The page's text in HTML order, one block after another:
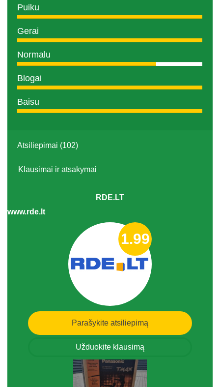
Puiku
Gerai
Normalu
Blogai
Baisu
Atsiliepimai (102)
Klausimai ir atsakymai
RDE.LT
www.rde.lt
1.99
Parašykite atsiliepimą
Užduokite klausimą